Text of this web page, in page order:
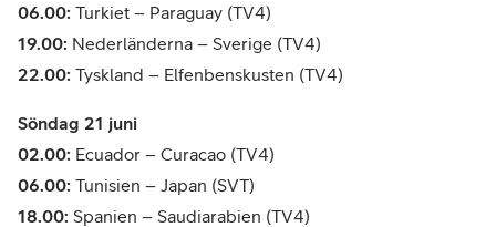
06.00: Turkiet – Paraguay (TV4)
19.00: Nederländerna – Sverige (TV4)
22.00: Tyskland – Elfenbenskusten (TV4)
Söndag 21 juni
02.00: Ecuador – Curacao (TV4)
06.00: Tunisien – Japan (SVT)
18.00: Spanien – Saudiarabien (TV4)